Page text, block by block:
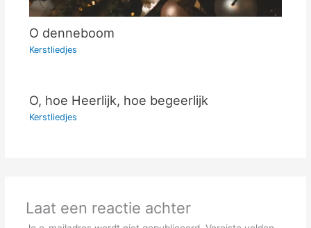
O denneboom
Kerstliedjes
O, hoe Heerlijk, hoe begeerlijk
Kerstliedjes
Laat een reactie achter